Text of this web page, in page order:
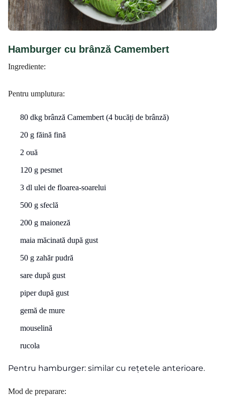
Hamburger cu brânză Camembert
Ingrediente:
Pentru umplutura:
80 dkg brânză Camembert (4 bucăți de brânză)
20 g făină fină
2 ouă
120 g pesmet
3 dl ulei de floarea-soarelui
500 g sfeclă
200 g maioneză
maia măcinată după gust
50 g zahăr pudră
sare după gust
piper după gust
gemă de mure
mouselină
rucola
Pentru hamburger: similar cu rețetele anterioare.
Mod de preparare: